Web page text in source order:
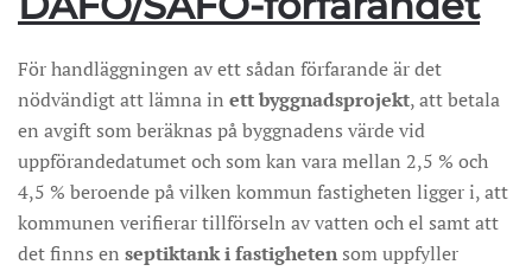
För handläggningen av ett sådan förfarande är det
nödvändigt att lämna in ett byggnadsprojekt, att betala
en avgift som beräknas på byggnadens värde vid
uppförandedatumet och som kan vara mellan 2,5 % och
4,5 % beroende på vilken kommun fastigheten ligger i, att
kommunen verifierar tillförseln av vatten och el samt att
det finns en septiktank i fastigheten som uppfyller